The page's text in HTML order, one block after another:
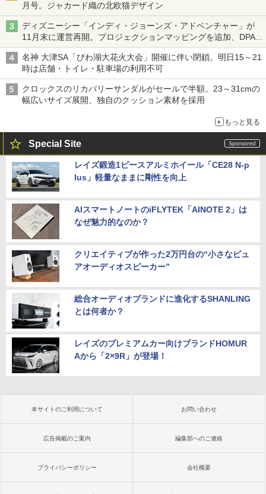
月号。ジャカード織の北欧猫デザイン
ディズニーシー「インディ・ジョーンズ・アドベンチャー」が
11月末に運営再開。プロジェクションマッピングを追加、DPA
は1500円
名神 大津SA「びわ湖大花火大会」開催に伴い閉鎖。明日15～21
時は店舗・トイレ・駐車場の利用不可
クロックスのリカバリーサンダルがセールで半額。23～31cmの
幅広いサイズ展開、独自のクッション素材を採用
もっと見る
Special Site
レイズ鍛造1ピースアルミホイール「CE28 N-p
lus」軽量なままに剛性を向上
AIスマートノートのiFLYTEK「AINOTE 2」は
なぜ魅力的なのか？
クリエイティブが作った2万円台の“小さなピュ
アオーディオスピーカー”
総合オーディオブランドに進化するSHANLING
とは何者か？
レイズのプレミアムカー向けブランドHOMUR
Aから「2×9R」が登場！
本サイトのご利用について お問い合わせ
広告掲載のご案内 編集部へのご連絡
プライバシーポリシー 会社概要